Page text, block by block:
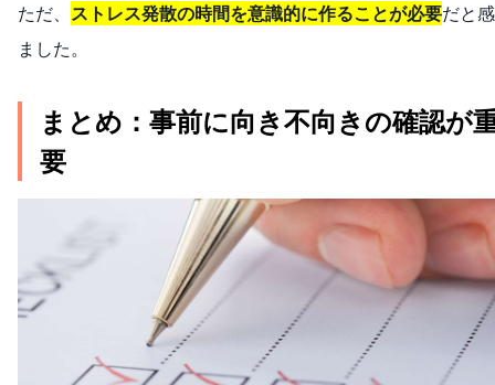
ただ、 ストレス発散の時間を意識的に作ることが必要だと
ました。
まとめ：事前に向き不向きの確認が
要